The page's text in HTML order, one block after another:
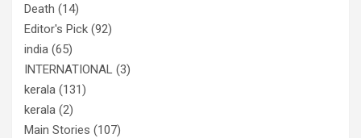
Death (14)
Editor's Pick (92)
india (65)
INTERNATIONAL (3)
kerala (131)
kerala (2)
Main Stories (107)